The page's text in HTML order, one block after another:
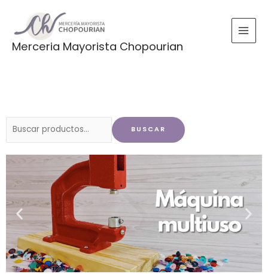
contenido
Merceria Mayorista Chopourian
Buscar
BUSCAR